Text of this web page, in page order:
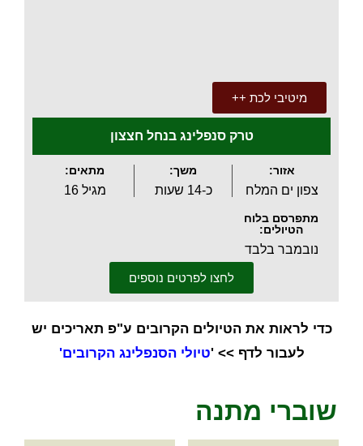
מיטיבי לכת ++
טרק סנפלינג בנחל חצצון
אזור:
צפון ים המלח
משך:
כ-14 שעות
מתאים:
מגיל 16
מתפרסם בלוח
הטיולים:
נובמבר בלבד
לחצו לפרטים נוספים
כדי לראות את הטיולים הקרובים ע"פ תאריכים יש
לעבור לדף >> 'טיולי הסנפלינג הקרובים'
שוברי מתנה